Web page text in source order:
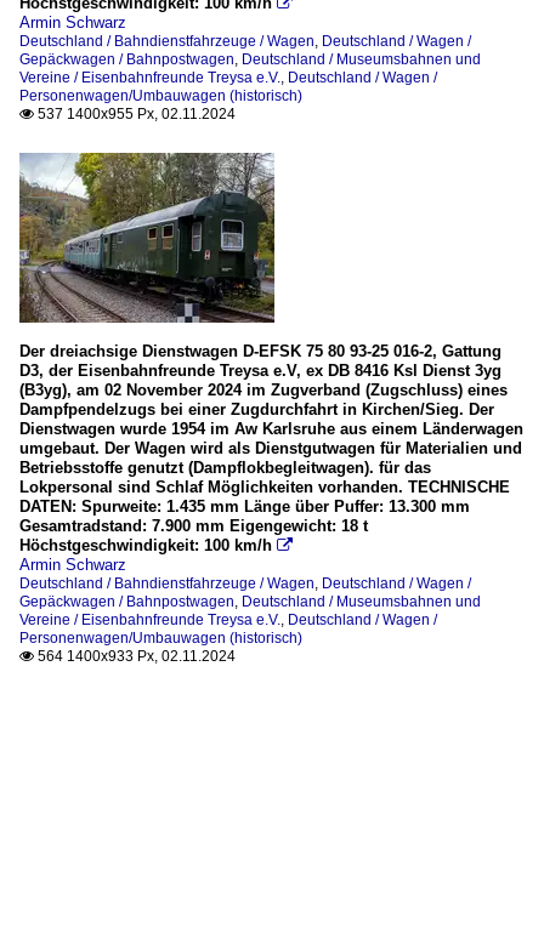
Armin Schwarz
Deutschland / Bahndienstfahrzeuge / Wagen, Deutschland / Wagen /
Gepäckwagen / Bahnpostwagen, Deutschland / Museumsbahnen und
Vereine / Eisenbahnfreunde Treysa e.V., Deutschland / Wagen /
Personenwagen/Umbauwagen (historisch)
 537 1400x955 Px, 02.11.2024
Der dreiachsige Dienstwagen D-EFSK 75 80 93-25 016-2, Gattung
D3, der Eisenbahnfreunde Treysa e.V, ex DB 8416 Ksl Dienst 3yg
(B3yg), am 02 November 2024 im Zugverband (Zugschluss) eines
Dampfpendelzugs bei einer Zugdurchfahrt in Kirchen/Sieg. Der
Dienstwagen wurde 1954 im Aw Karlsruhe aus einem Länderwagen
umgebaut. Der Wagen wird als Dienstgutwagen für Materialien und
Betriebsstoffe genutzt (Dampflokbegleitwagen). für das
Lokpersonal sind Schlaf Möglichkeiten vorhanden. TECHNISCHE
DATEN: Spurweite: 1.435 mm Länge über Puffer: 13.300 mm
Gesamtradstand: 7.900 mm Eigengewicht: 18 t
Höchstgeschwindigkeit: 100 km/h 
Armin Schwarz
Deutschland / Bahndienstfahrzeuge / Wagen, Deutschland / Wagen /
Gepäckwagen / Bahnpostwagen, Deutschland / Museumsbahnen und
Vereine / Eisenbahnfreunde Treysa e.V., Deutschland / Wagen /
Personenwagen/Umbauwagen (historisch)
 564 1400x933 Px, 02.11.2024